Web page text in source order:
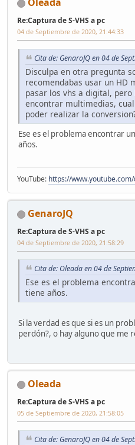
Oleada
Re:Captura de S-VHS a pc
04 de Septiembre de 2020, 21:44:33
Cita de: GenaroJQ en 04 de
Disculpa en otra pregunta
recomendabas usar un HD
pasar los vhs a digital,
encontrar multimedias,
poder realizar la
Ese es el problema encontrar
años.
YouTube: https://www.youtube.com/
GenaroJQ
Re:Captura de S-VHS a pc
04 de Septiembre de 2020, 21:58:29
Cita de: Oleada en 04 de
Ese es el problema
tiene años.
Si la verdad es que si es un
perdón?, o hay alguno que me
Oleada
Re:Captura de S-VHS a pc
05 de Septiembre de 2020, 21:58:05
Cita de: GenaroJQ en 04 de